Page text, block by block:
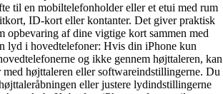
til en mobiltelefonholder eller et etui med rum
ID-kort eller kontanter. Det giver praktisk
opbevaring af dine vigtige kort sammen med
lyd i hovedtelefoner: Hvis din iPhone kun
og ikke gennem højttaleren, kan
med højttaleren eller softwareindstillingerne. Du
eller justere lydindstillingerne